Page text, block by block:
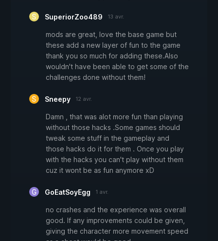
SuperiorZoo489 13 avr.
mods are great, love the base game but
these add a new layer of fun to the game
thank you so much for adding these.Also
wouldn't have been able to get some of the
challenges done without them!
Sneepy 12 avr.
Damn , that was alot more fun than playing
without those hacks .Some games should
tweak some stuff in the gameplay and
those hacks do it for them . Once you play
with the hacks you can't play without them
cuz it wont be as fun anymore xD
GoEatSoyEgg 1 avr.
no crashes and the experience was overall
good. If any improvements could be given,
giving the character more movement speed